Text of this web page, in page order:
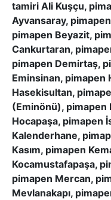
tamiri Ali Kuşçu,
Ayvansaray,
pimapen Beyazit,
Cankurtaran,
pimapen Demirtaş,
Eminsinan, pimapen
Hasekisultan,
(Eminönü), pimapen
Hocapaşa, pimapen
Kalenderhane,
Kasım, pimapen
Kocamustafapaşa,
pimapen Mercan,
Mevlanakapı,